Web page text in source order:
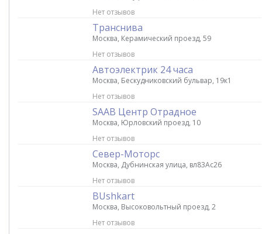
Нет отзывов
Транснива
Москва, Керамический проезд, 59
Нет отзывов
Автоэлектрик 24 часа
Москва, Бескудниковский бульвар, 19к1
Нет отзывов
SAAB Центр Отрадное
Москва, Юрловский проезд, 10
Нет отзывов
Север-Моторс
Москва, Дубнинская улица, вл83Ас26
Нет отзывов
BUshkart
Москва, Высоковольтный проезд, 2
Нет отзывов